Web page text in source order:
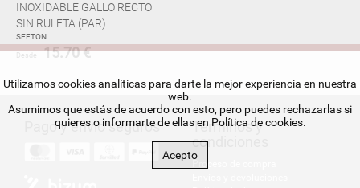
INOXIDABLE GALLO RECTO
SIN RULETA (PAR)
SEFTON
Desde 15.70 €
Pago y envío seguros
Términos y
condiciones
Utilizamos cookies analíticas para darte la mejor experiencia en nuestra
web.
Asumimos que estás de acuerdo con esto, pero puedes rechazarlas si
quieres o informarte de ellas en Política de cookies.
Acepto